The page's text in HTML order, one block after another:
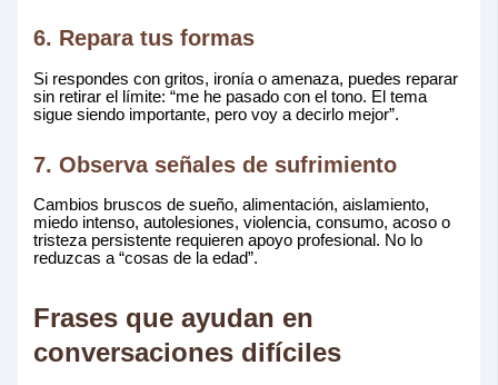
6. Repara tus formas
Si respondes con gritos, ironía o amenaza, puedes reparar
sin retirar el límite: “me he pasado con el tono. El tema
sigue siendo importante, pero voy a decirlo mejor”.
7. Observa señales de sufrimiento
Cambios bruscos de sueño, alimentación, aislamiento,
miedo intenso, autolesiones, violencia, consumo, acoso o
tristeza persistente requieren apoyo profesional. No lo
reduzcas a “cosas de la edad”.
Frases que ayudan en
conversaciones difíciles